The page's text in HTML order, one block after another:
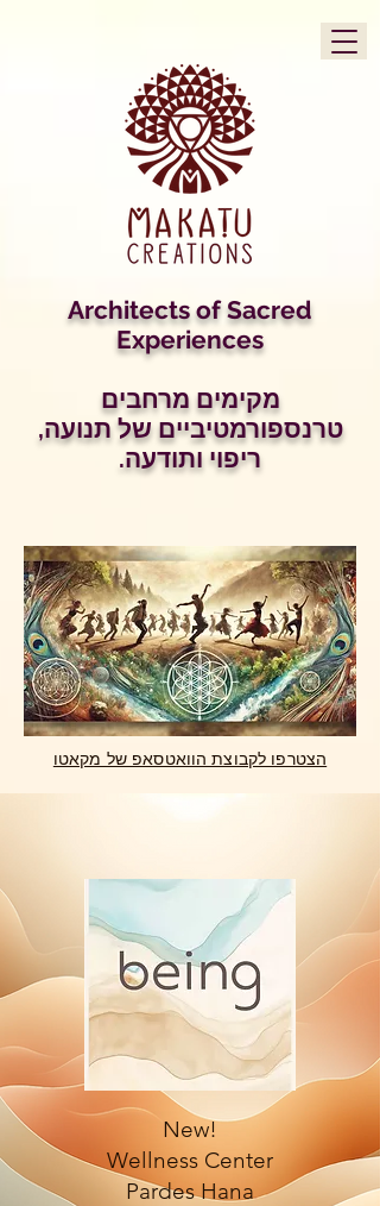
Architects of Sacred
Experiences
מקימים מרחבים
טרנספורמטיביים של תנועה,
ריפוי ותודעה.
הצטרפו לקבוצת הוואטסאפ של מקאטו
New!
Wellness Center
Pardes Hana